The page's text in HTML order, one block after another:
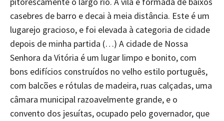
casebres de barro e decai à meia distância. Este é um
lugarejo gracioso, e foi elevada à categoria de cidade
depois de minha partida (…) A cidade de Nossa
Senhora da Vitória é um lugar limpo e bonito, com
bons edifícios construídos no velho estilo português,
com balcões e rótulas de madeira, ruas calçadas, uma
câmara municipal razoavelmente grande, e o
convento dos jesuítas, ocupado pelo governador, que